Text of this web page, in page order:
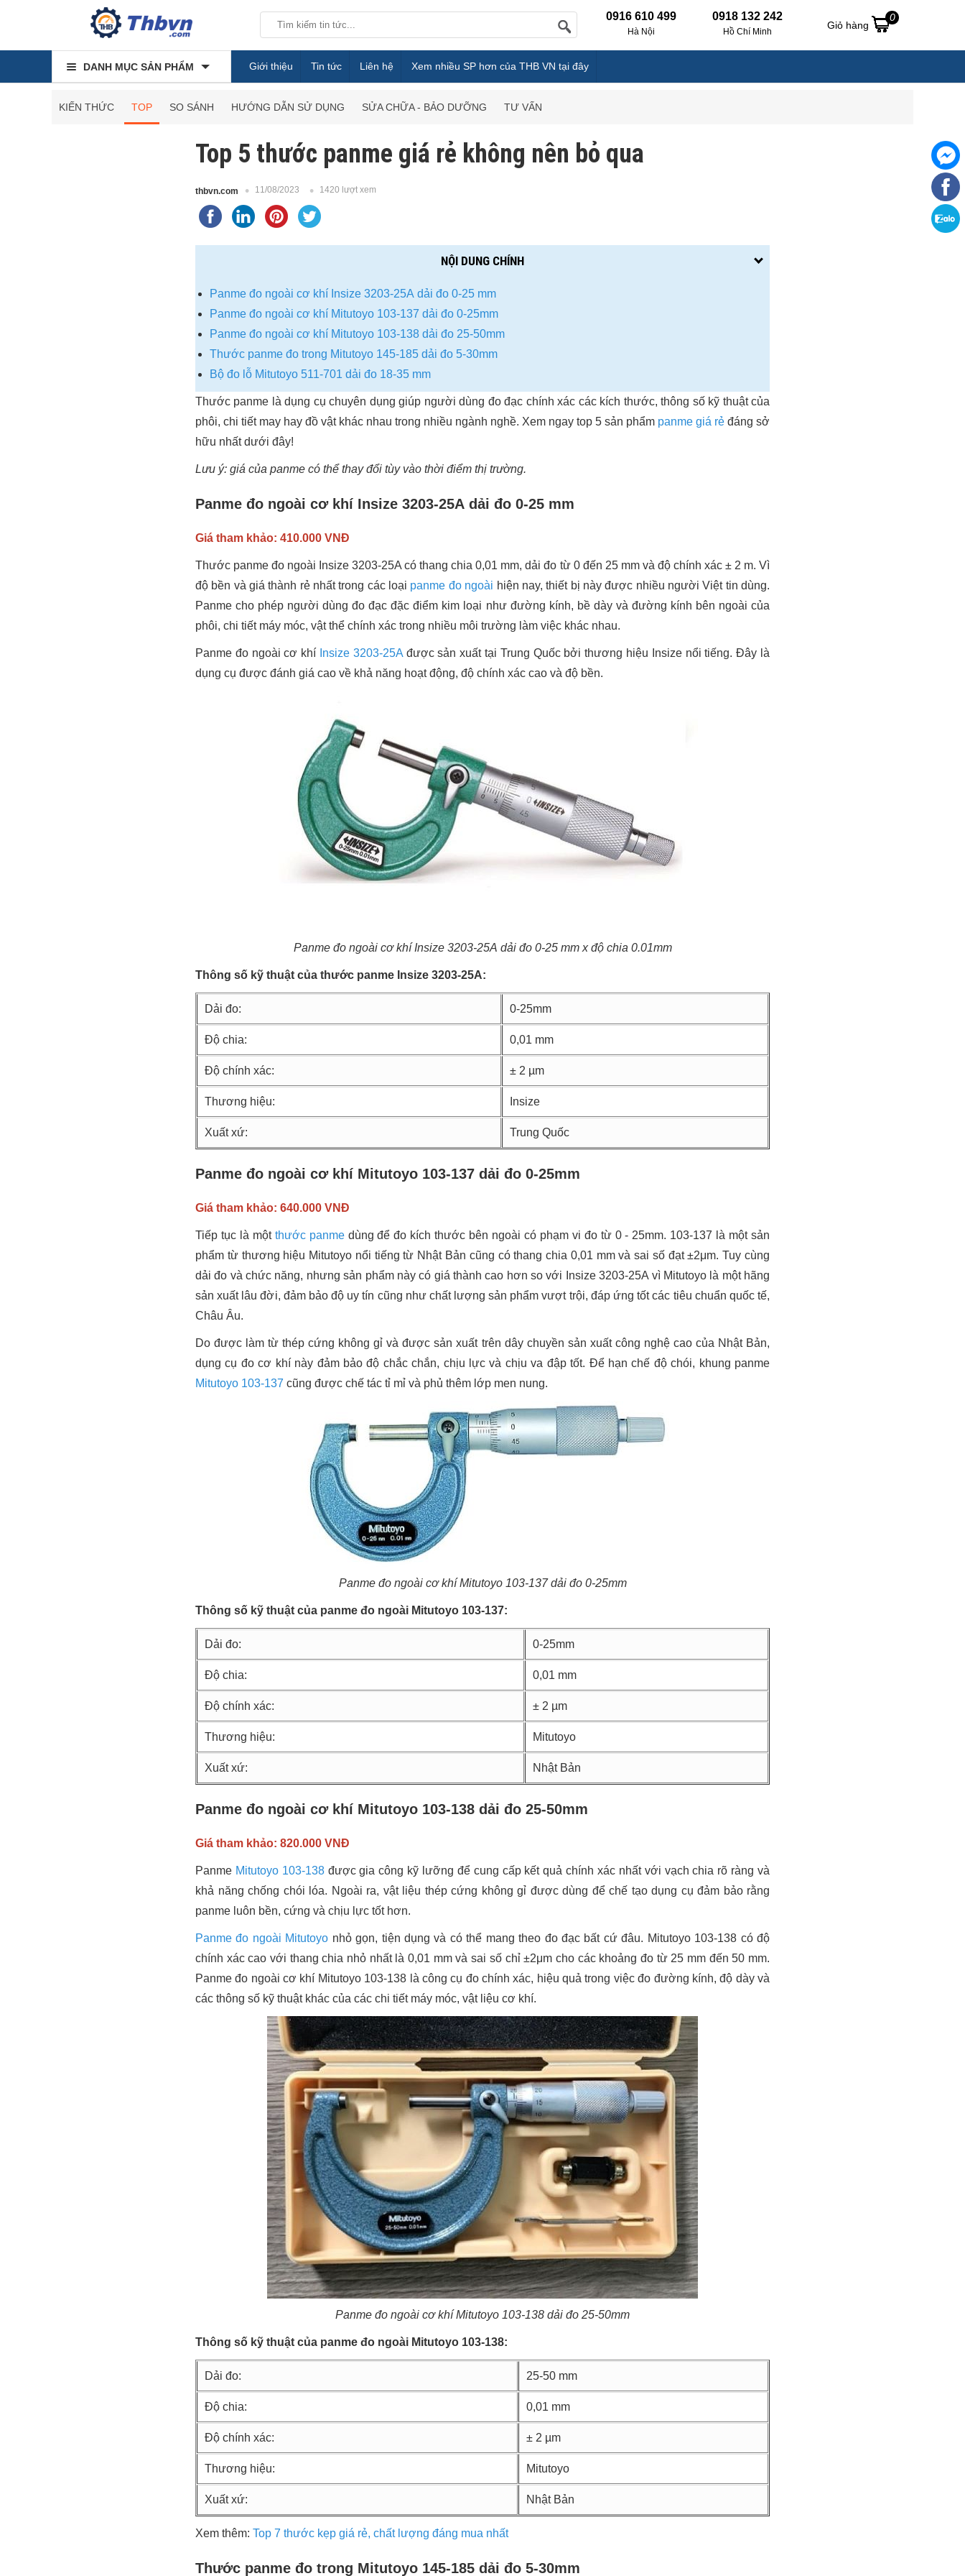
0916 610 499
Hà Nội
0918 132 242
Hồ Chí Minh
Giỏ hàng
0
DANH MỤC SẢN PHẨM Giới thiệu Tin tức Liên hệ Xem nhiều SP hơn của THB VN tại đây
KIẾN THỨC TOP SO SÁNH HƯỚNG DẪN SỬ DỤNG SỬA CHỮA - BẢO DƯỠNG TƯ VẤN
Top 5 thước panme giá rẻ không nên bỏ qua
thbvn.com 11/08/2023 1420 lượt xem
NỘI DUNG CHÍNH
Panme đo ngoài cơ khí Insize 3203-25A dải đo 0-25 mm
Panme đo ngoài cơ khí Mitutoyo 103-137 dải đo 0-25mm
Panme đo ngoài cơ khí Mitutoyo 103-138 dải đo 25-50mm
Thước panme đo trong Mitutoyo 145-185 dải đo 5-30mm
Bộ đo lỗ Mitutoyo 511-701 dải đo 18-35 mm
Thước panme là dụng cụ chuyên dụng giúp người dùng đo đạc chính xác các kích thước, thông số kỹ thuật của
phôi, chi tiết may hay đồ vật khác nhau trong nhiều ngành nghề. Xem ngay top 5 sản phẩm panme giá rẻ đáng sở
hữu nhất dưới đây!
Lưu ý: giá của panme có thể thay đổi tùy vào thời điểm thị trường.
Panme đo ngoài cơ khí Insize 3203-25A dải đo 0-25 mm
Giá tham khảo: 410.000 VNĐ
Thước panme đo ngoài Insize 3203-25A có thang chia 0,01 mm, dải đo từ 0 đến 25 mm và độ chính xác ± 2 m. Vì
độ bền và giá thành rẻ nhất trong các loại panme đo ngoài hiện nay, thiết bị này được nhiều người Việt tin dùng.
Panme cho phép người dùng đo đạc đặc điểm kim loại như đường kính, bề dày và đường kính bên ngoài của
phôi, chi tiết máy móc, vật thể chính xác trong nhiều môi trường làm việc khác nhau.
Panme đo ngoài cơ khí Insize 3203-25Ađược sản xuất tại Trung Quốc bởi thương hiệu Insize nổi tiếng. Đây là
dụng cụ được đánh giá cao về khả năng hoạt động, độ chính xác cao và độ bền.
Panme đo ngoài cơ khí Insize 3203-25A dải đo 0-25 mm x độ chia 0.01mm
Thông số kỹ thuật của thước panme Insize 3203-25A:
Dải đo: 0-25mm
Độ chia: 0,01 mm
Độ chính xác: ± 2 µm
Thương hiệu: Insize
Xuất xứ: Trung Quốc
Panme đo ngoài cơ khí Mitutoyo 103-137 dải đo 0-25mm
Giá tham khảo: 640.000 VNĐ
Tiếp tục là một thước panmedùng để đo kích thước bên ngoài có phạm vi đo từ 0 - 25mm. 103-137 là một sản
phẩm từ thương hiệu Mitutoyo nổi tiếng từ Nhật Bản cũng có thang chia 0,01 mm và sai số đạt ±2μm. Tuy cùng
dải đo và chức năng, nhưng sản phẩm này có giá thành cao hơn so với Insize 3203-25A vì Mitutoyo là một hãng
sản xuất lâu đời, đảm bảo độ uy tín cũng như chất lượng sản phẩm vượt trội, đáp ứng tốt các tiêu chuẩn quốc tế,
Châu Âu.
Do được làm từ thép cứng không gỉ và được sản xuất trên dây chuyền sản xuất công nghệ cao của Nhật Bản,
dụng cụ đo cơ khí này đảm bảo độ chắc chắn, chịu lực và chịu va đập tốt. Để hạn chế độ chói, khung panme
Mitutoyo 103-137 cũng được chế tác tỉ mỉ và phủ thêm lớp men nung.
Panme đo ngoài cơ khí Mitutoyo 103-137 dải đo 0-25mm
Thông số kỹ thuật của panme đo ngoài Mitutoyo 103-137:
Dải đo: 0-25mm
Độ chia: 0,01 mm
Độ chính xác: ± 2 µm
Thương hiệu: Mitutoyo
Xuất xứ: Nhật Bản
Panme đo ngoài cơ khí Mitutoyo 103-138 dải đo 25-50mm
Giá tham khảo: 820.000 VNĐ
Panme Mitutoyo 103-138được gia công kỹ lưỡng để cung cấp kết quả chính xác nhất với vạch chia rõ ràng và
khả năng chống chói lóa. Ngoài ra, vật liệu thép cứng không gỉ được dùng để chế tạo dụng cụ đảm bảo rằng
panme luôn bền, cứng và chịu lực tốt hơn.
Panme đo ngoài Mitutoyo nhỏ gọn, tiện dụng và có thể mang theo đo đạc bất cứ đâu. Mitutoyo 103-138 có độ
chính xác cao với thang chia nhỏ nhất là 0,01 mm và sai số chỉ ±2μm cho các khoảng đo từ 25 mm đến 50 mm.
Panme đo ngoài cơ khí Mitutoyo 103-138 là công cụ đo chính xác, hiệu quả trong việc đo đường kính, độ dày và
các thông số kỹ thuật khác của các chi tiết máy móc, vật liệu cơ khí.
Panme đo ngoài cơ khí Mitutoyo 103-138 dải đo 25-50mm
Thông số kỹ thuật của panme đo ngoài Mitutoyo 103-138:
Dải đo: 25-50 mm
Độ chia: 0,01 mm
Độ chính xác: ± 2 µm
Thương hiệu: Mitutoyo
Xuất xứ: Nhật Bản
Xem thêm: Top 7 thước kẹp giá rẻ, chất lượng đáng mua nhất
Thước panme đo trong Mitutoyo 145-185 dải đo 5-30mm